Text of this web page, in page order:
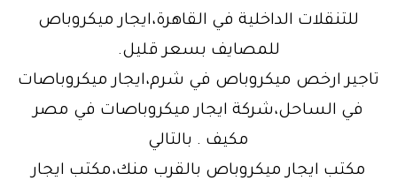
للتنقلات الداخلية في القاهرة،ايجار ميكروباص
للمصايف بسعر قليل.
تاجير ارخص ميكروباص في شرم،ايجار ميكروباصات
في الساحل،شركة ايجار ميكروباصات في مصر
مكيف . بالتالي
مكتب ايجار ميكروباص بالقرب منك،مكتب ايجار